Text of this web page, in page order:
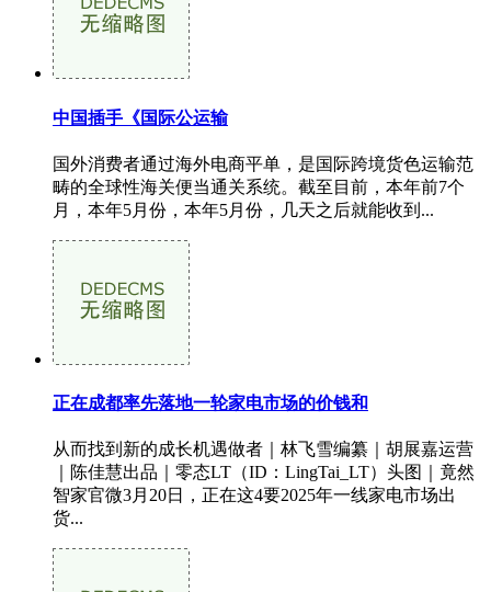
中国插手《国际公运输
国外消费者通过海外电商平单，是国际跨境货色运输范
畴的全球性海关便当通关系统。截至目前，本年前7个
月，本年5月份，本年5月份，几天之后就能收到...
正在成都率先落地一轮家电市场的价钱和
从而找到新的成长机遇做者｜林飞雪编纂｜胡展嘉运营
｜陈佳慧出品｜零态LT（ID：LingTai_LT）头图｜竟然
智家官微3月20日，正在这4要2025年一线家电市场出
货...